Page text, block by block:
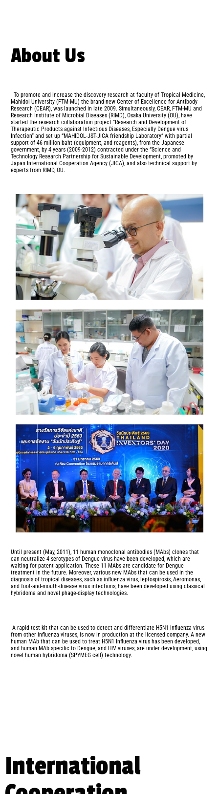
About Us
To promote and increase the discovery research at faculty of Tropical Medicine,
Mahidol University (FTM-MU) the brand-new Center of Excellence for Antibody
Research (CEAR), was launched in late 2009. Simultaneously, CEAR, FTM-MU and
Research Institute of Microbial Diseases (RIMD), Osaka University (OU), have
started the research collaboration project “Research and Development of
Therapeutic Products against Infectious Diseases, Especially Dengue virus
Infection” and set up “MAHIDOL-JST-JICA friendship Laboratory” with partial
support of 46 million baht (equipment, and reagents), from the Japanese
government, by 4 years (2009-2012) contracted under the “Science and
Technology Research Partnership for Sustainable Development, promoted by
Japan International Cooperation Agency (JICA), and also technical support by
experts from RIMD, OU.
Until present (May, 2011), 11 human monoclonal antibodies (MAbs) clones that
can neutralize 4 serotypes of Dengue virus have been developed, which are
waiting for patent application. These 11 MAbs are candidate for Dengue
treatment in the future. Moreover, various new MAbs that can be used in the
diagnosis of tropical diseases, such as influenza virus, leptospirosis, Aeromonas,
and foot-and-mouth-disease virus infections, have been developed using classical
hybridoma and novel phage-display technologies.
A rapid-test kit that can be used to detect and differentiate H5N1 influenza virus
from other influenza viruses, is now in production at the licensed company. A new
human MAb that can be used to treat H5N1 Influenza virus has been developed,
and human MAb specific to Dengue, and HIV viruses, are under development, using
novel human hybridoma (SPYMEG cell) technology.
International